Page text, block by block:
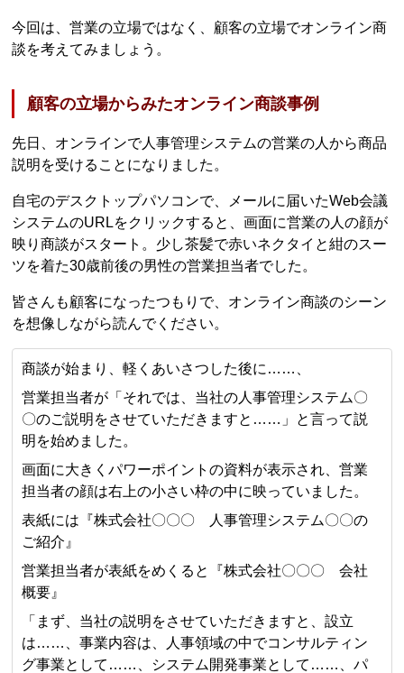
今回は、営業の立場ではなく、顧客の立場でオンライン商
談を考えてみましょう。
顧客の立場からみたオンライン商談事例
先日、オンラインで人事管理システムの営業の人から商品
説明を受けることになりました。
自宅のデスクトップパソコンで、メールに届いたWeb会議
システムのURLをクリックすると、画面に営業の人の顔が
映り商談がスタート。少し茶髪で赤いネクタイと紺のスー
ツを着た30歳前後の男性の営業担当者でした。
皆さんも顧客になったつもりで、オンライン商談のシーン
を想像しながら読んでください。
商談が始まり、軽くあいさつした後に……、
営業担当者が「それでは、当社の人事管理システム〇
〇のご説明をさせていただきますと……」と言って説
明を始めました。
画面に大きくパワーポイントの資料が表示され、営業
担当者の顔は右上の小さい枠の中に映っていました。
表紙には『株式会社〇〇〇 人事管理システム〇〇の
ご紹介』
営業担当者が表紙をめくると『株式会社〇〇〇 会社
概要』
「まず、当社の説明をさせていただきますと、設立
は……、事業内容は、人事領域の中でコンサルティン
グ事業として……、システム開発事業として……、パ